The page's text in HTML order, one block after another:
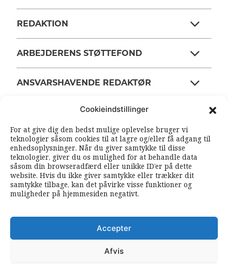
Cookieindstillinger
For at give dig den bedst mulige oplevelse bruger vi
teknologier såsom cookies til at lagre og/eller få adgang til
enhedsoplysninger. Når du giver samtykke til disse
teknologier, giver du os mulighed for at behandle data
såsom din browseradfærd eller unikke ID’er på dette
website. Hvis du ikke giver samtykke eller trækker dit
samtykke tilbage, kan det påvirke visse funktioner og
muligheder på hjemmesiden negativt.
Accepter
Afvis
REDAKTION
ARBEJDERENS STØTTEFOND
ANSVARSHAVENDE REDAKTØR
SOUNDCLOUD RSS FEEDS
FØLG ARBEJDEREN